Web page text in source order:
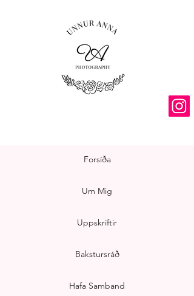
Forsíða
Um Mig
Uppskriftir
Bakstursráð
Hafa Samband